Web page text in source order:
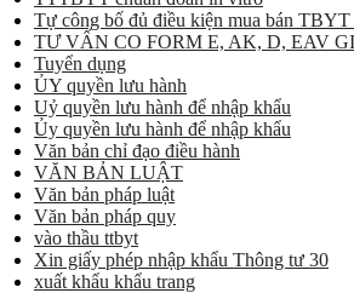
Tự công bố đủ điều kiện mua bán
TƯ VẤN CO FORM E, AK, D, EAV
Tuyển dụng
ỦY quyền lưu hành
Uỷ quyền lưu hành để nhập khẩu
Ủy quyền lưu hành để nhập khẩu
Văn bản chỉ đạo điều hành
VĂN BẢN LUẬT
Văn bản pháp luật
Văn bản pháp quy
vào thầu ttbyt
Xin giấy phép nhập khẩu Thông tư 30
xuất khẩu khẩu trang